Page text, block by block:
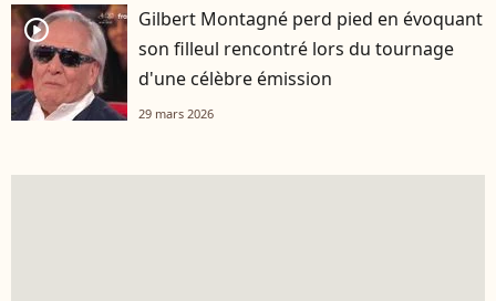
player2
Gilbert Montagné perd pied en évoquant
son filleul rencontré lors du tournage
d'une célèbre émission
29 mars 2026